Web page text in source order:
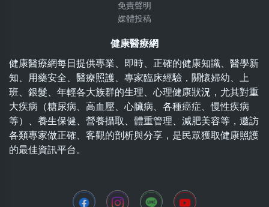
免責聲明
媒體投稿
健康醫療網
健康醫療網每日提供專業、即時、正確的健康知識、醫學新
知、用藥安全、醫療照護、專家臨床經驗，關懷婦幼、上
班、銀髮、年輕各大族群的生理、心理健康狀況，尤其對重
大疾病（糖尿病、高血壓、心臟病、各種癌症、慢性疾病
等）、養生保健、營養攝取、體重管理、減肥美容等，邀訪
各類專家做正確、客觀的剖析與分享，是民眾獲取健康照護
的最佳資訊平台。